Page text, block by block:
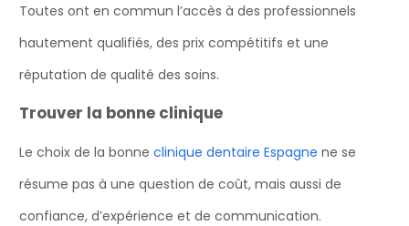
Toutes ont en commun l’accès à des professionnels
hautement qualifiés, des prix compétitifs et une
réputation de qualité des soins.
Trouver la bonne clinique
Le choix de la bonne clinique dentaire Espagne ne se
résume pas à une question de coût, mais aussi de
confiance, d’expérience et de communication.